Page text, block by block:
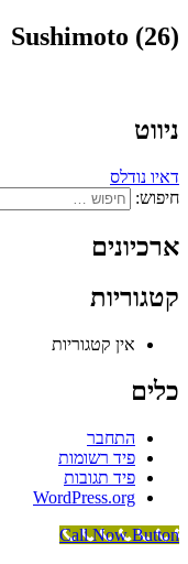
Sushimoto (26)
ניווט
דאיו נודלס
חיפוש:
ארכיונים
קטגוריות
אין קטגוריות
כלים
התחבר
פיד רשומות
פיד תגובות
WordPress.org
Call Now Button